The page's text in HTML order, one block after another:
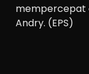
mempercepat
Andry. (EPS)